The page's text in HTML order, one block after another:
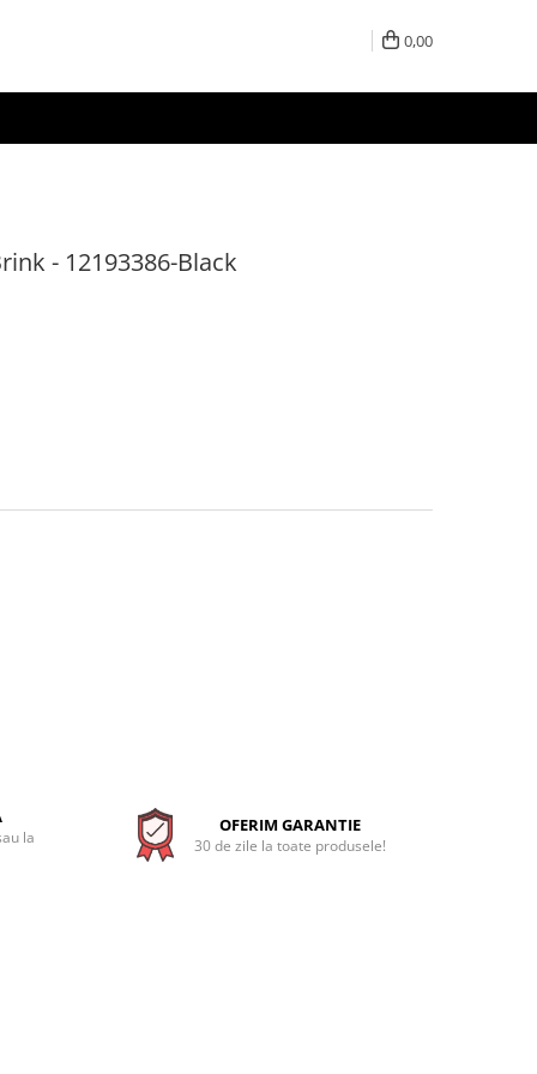
0,00
- 12193386-Black
la
OFERIM GARANTIE
30 de zile la toate produsele!